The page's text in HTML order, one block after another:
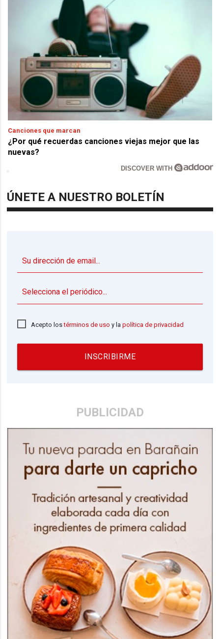
Canciones que marcan
¿Por qué recuerdas canciones viejas mejor que las
nuevas?
DISCOVER WITH
ÚNETE A NUESTRO BOLETÍN
Acepto lostérminos de uso y lapolítica de privacidad
INSCRIBIRME
PUBLICIDAD